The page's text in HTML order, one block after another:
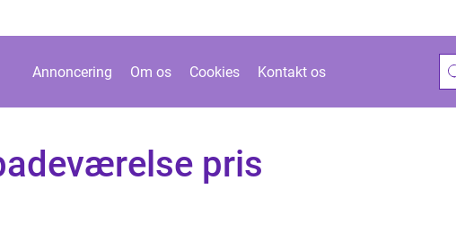
Annoncering Om os Cookies Kontakt os
pris